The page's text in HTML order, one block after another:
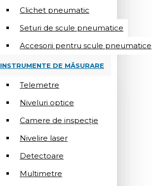
Clichet pneumatic
Seturi de scule pneumatice
Accesorii pentru scule pneumatice
INSTRUMENTE DE MĂSURARE
Telemetre
Niveluri optice
Camere de inspecție
Nivelire laser
Detectoare
Multimetre